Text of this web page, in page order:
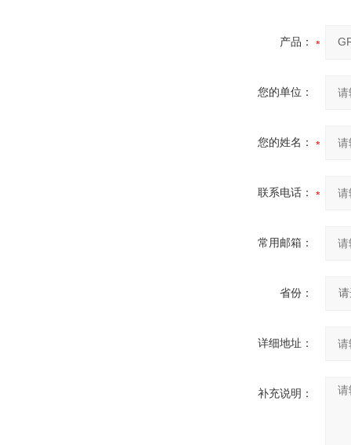
产品：
您的单位：
您的姓名：
联系电话：
常用邮箱：
省份：
详细地址：
补充说明：